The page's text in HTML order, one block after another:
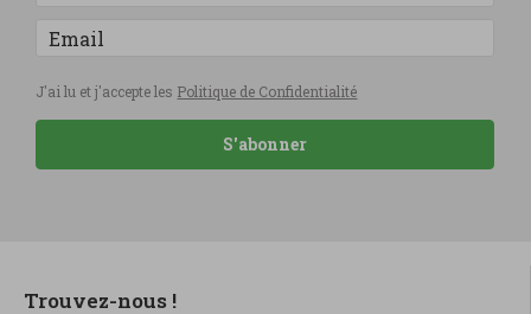
J'ai lu et j'accepte les Politique de Confidentialité
S'abonner
Trouvez-nous !